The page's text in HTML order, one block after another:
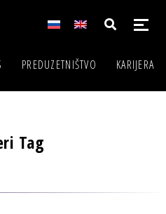
PREDUZETNIŠTVO KARIJERA
Tag